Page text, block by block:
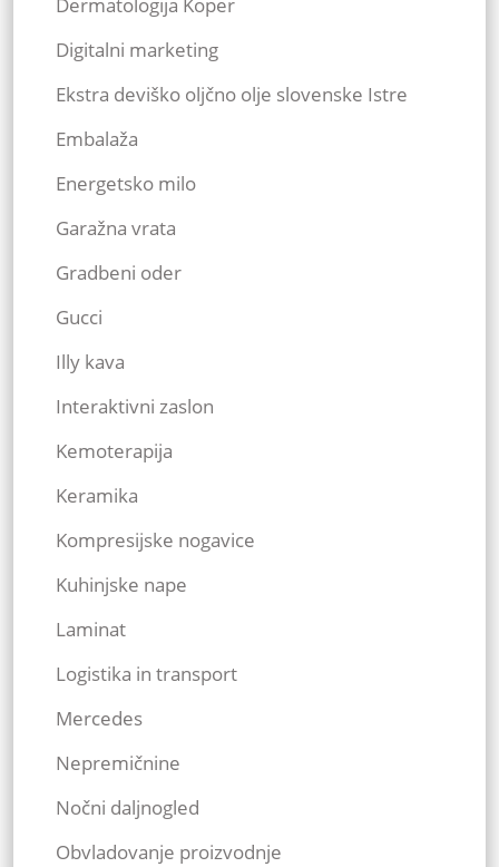
Dermatologija Koper
Digitalni marketing
Ekstra deviško oljčno olje slovenske Istre
Embalaža
Energetsko milo
Garažna vrata
Gradbeni oder
Gucci
Illy kava
Interaktivni zaslon
Kemoterapija
Keramika
Kompresijske nogavice
Kuhinjske nape
Laminat
Logistika in transport
Mercedes
Nepremičnine
Nočni daljnogled
Obvladovanje proizvodnje